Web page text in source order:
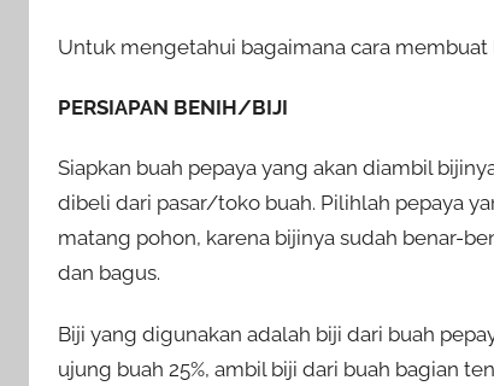
Untuk mengetahui bagaimana cara
PERSIAPAN BENIH/BIJI
Siapkan buah pepaya yang akan diambil
dibeli dari pasar/toko buah. Pilihlah pepaya
matang pohon, karena bijinya sudah benar-
dan bagus.
Biji yang digunakan adalah biji dari buah
ujung buah 25%, ambil biji dari buah bagian